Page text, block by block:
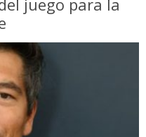
juego para la